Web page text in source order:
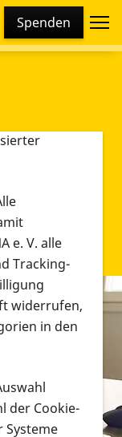
Spenden
und
und
e. V. alle
Tracking-
widerrufen,
in den
der Cookie-
Systeme